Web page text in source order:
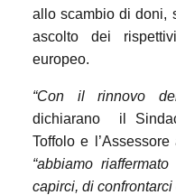
allo scambio di doni,
ascolto dei
europeo.
“Con il rinnovo
dichiarano
il
Toffolo e
“abbiamo
capirci, di